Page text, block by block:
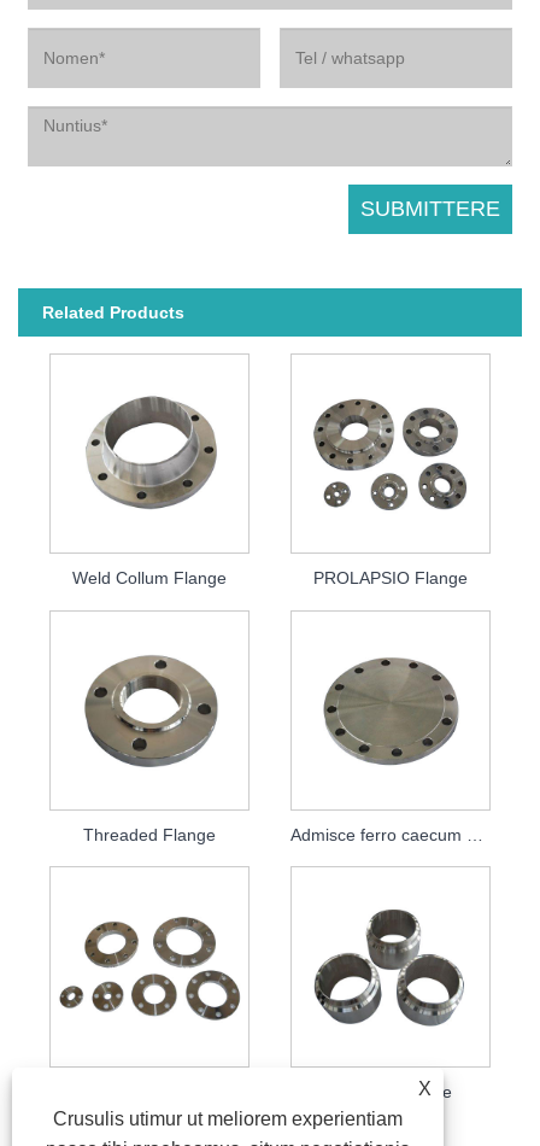
Related Products
Weld Collum Flange PROLAPSIO Flange
Threaded Flange
Speciale Flange
X
Crusulis utimur ut meliorem experientiam